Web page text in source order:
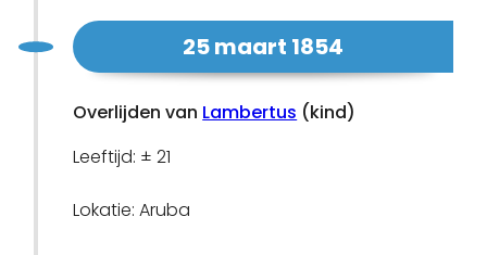
25 maart 1854
Overlijden van Lambertus (kind)
Leeftijd: ± 21
Lokatie: Aruba